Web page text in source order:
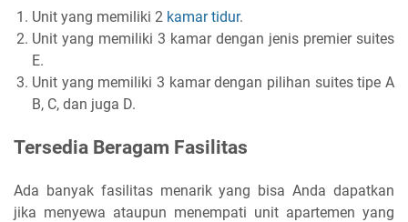
Unit yang memiliki 2 kamar tidur.
Unit yang memiliki 3 kamar dengan jenis premier suites
E.
Unit yang memiliki 3 kamar dengan pilihan suites tipe A
B, C, dan juga D.
Tersedia Beragam Fasilitas
Ada banyak fasilitas menarik yang bisa Anda dapatkan
jika menyewa ataupun menempati unit apartemen yang